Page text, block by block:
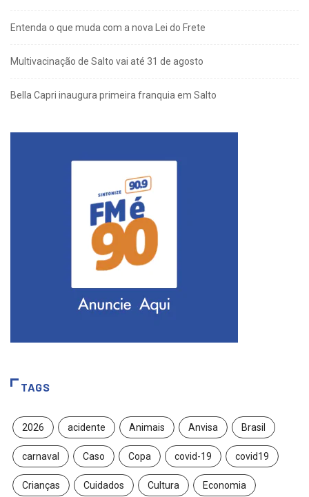
Entenda o que muda com a nova Lei do Frete
Multivacinação de Salto vai até 31 de agosto
Bella Capri inaugura primeira franquia em Salto
TAGS
2026 acidente Animais Anvisa Brasil
carnaval Caso Copa covid-19 covid19
Crianças Cuidados Cultura Economia